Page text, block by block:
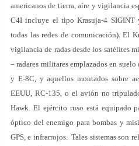
americanos de tierra, aíre y vigilancia
C4I incluye el tipo Krasuja-4 SIGINT
todas las redes de comunicación). El
vigilancia de radas desde los satélites
– radares militares emplazados en
y E-8C, y aquellos montados sobre
EEUU, RC-135, o el avión no
Hawk. El ejército ruso está equipado
óptico del enemigo para bombas y
GPS, e infrarrojos. Tales sistemas son